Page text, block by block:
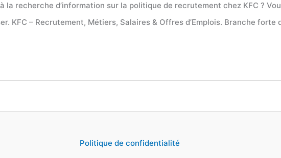
recherche d’information sur la politique de recrutement chez KFC ?
KFC – Recrutement, Métiers, Salaires & Offres d’Emplois. Branche forte
Politique de confidentialité